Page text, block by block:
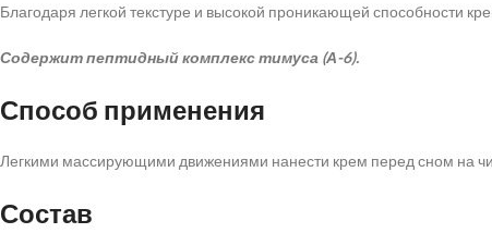
Благодаря легкой текстуре и высокой проникающей способности
Содержит пептидный комплекс тимуса (А-6).
Способ применения
Легкими массирующими движениями нанести крем перед сном на
Состав